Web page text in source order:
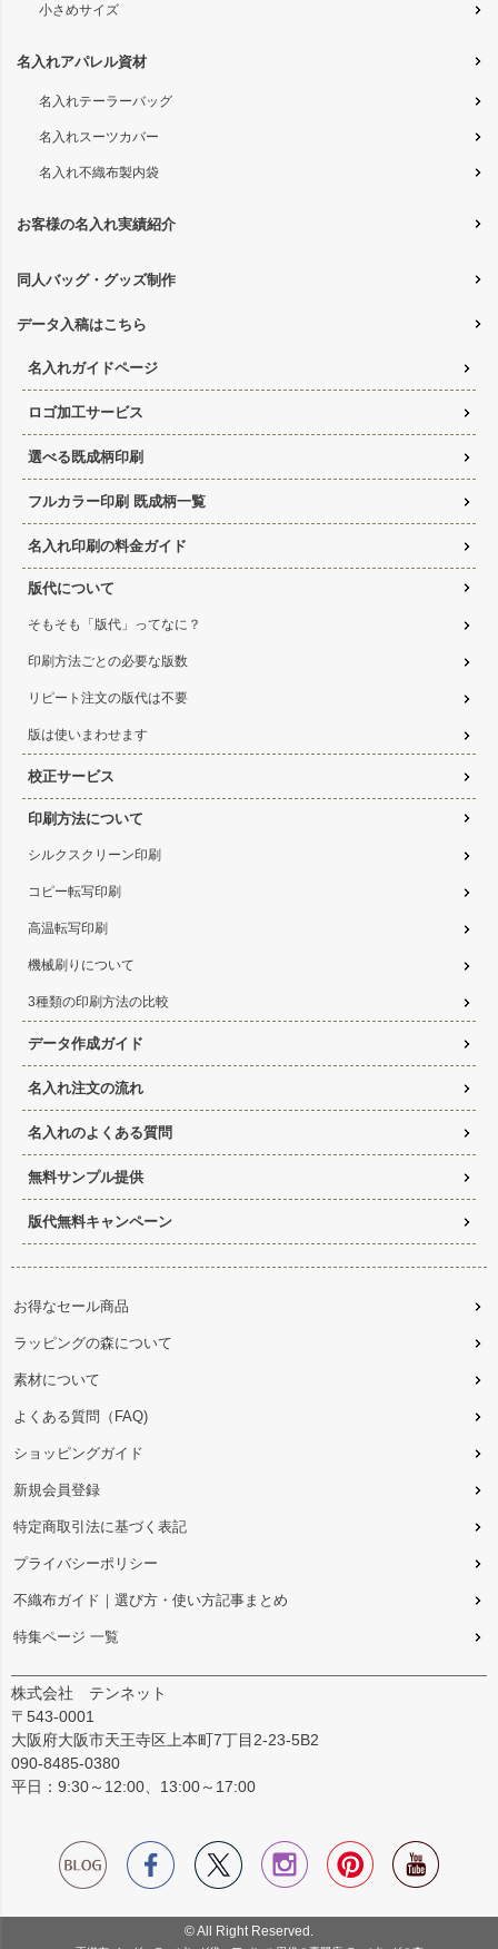
小さめサイズ
名入れアパレル資材
名入れテーラーバッグ
名入れスーツカバー
名入れ不織布製内袋
お客様の名入れ実績紹介
同人バッグ・グッズ制作
データ入稿はこちら
名入れガイドページ
ロゴ加工サービス
選べる既成柄印刷
フルカラー印刷 既成柄一覧
名入れ印刷の料金ガイド
版代について
そもそも「版代」ってなに？
印刷方法ごとの必要な版数
リピート注文の版代は不要
版は使いまわせます
校正サービス
印刷方法について
シルクスクリーン印刷
コピー転写印刷
高温転写印刷
機械刷りについて
3種類の印刷方法の比較
データ作成ガイド
名入れ注文の流れ
名入れのよくある質問
無料サンプル提供
版代無料キャンペーン
お得なセール商品
ラッピングの森について
素材について
よくある質問（FAQ)
ショッピングガイド
新規会員登録
特定商取引法に基づく表記
プライバシーポリシー
不織布ガイド｜選び方・使い方記事まとめ
特集ページ 一覧
株式会社 テンネット
〒543-0001
大阪府大阪市天王寺区上本町7丁目2-23-5B2
090-8485-0380
平日：9:30～12:00、13:00～17:00
© All Right Reserved.